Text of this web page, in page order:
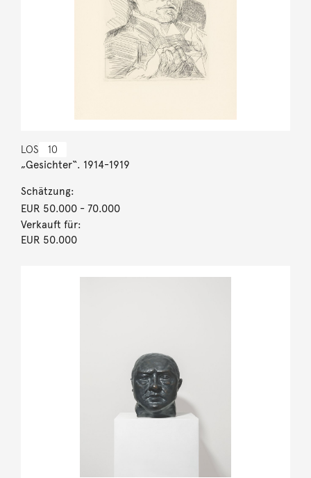
LOS 10
„Gesichter“. 1914-1919
Schätzung:
EUR 50.000- 70.000
Verkauft für:
EUR 50.000